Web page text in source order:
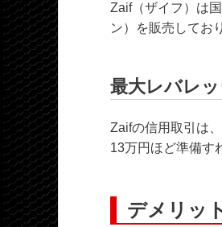
Zaif（ザイフ）は
ン）を販売してお
最大レバレ
Zaifの信用取引は
13万円ほど準備す
デメリッ